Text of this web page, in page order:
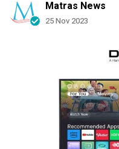
Matras News
25 Nov 2023